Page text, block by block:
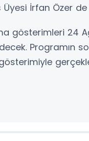
Üyesi İrfan Özer
gösterimleri 24
Programın